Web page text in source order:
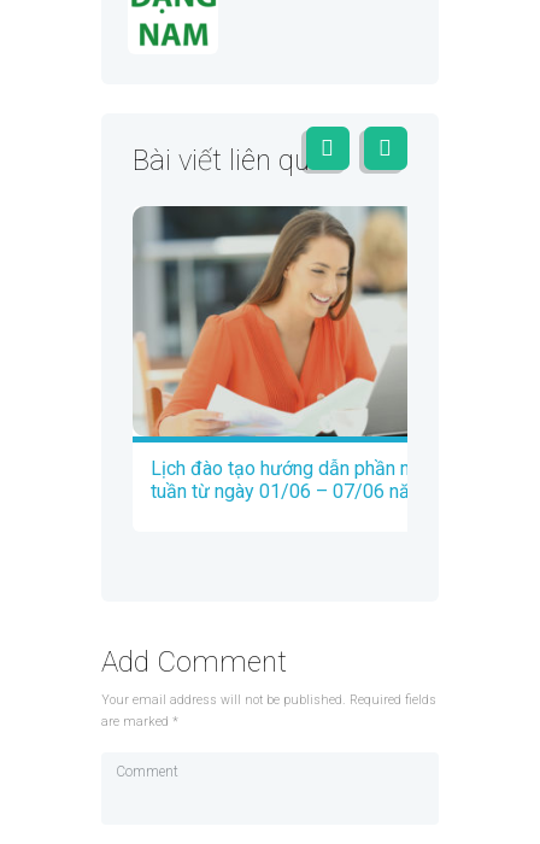
Bài viết liên quan
Lịch đào tạo hướng dẫn phần mềm Trados
tuần từ ngày 01/06 – 07/06 năm 2020
Add Comment
Your email address will not be published. Required fields
are marked *